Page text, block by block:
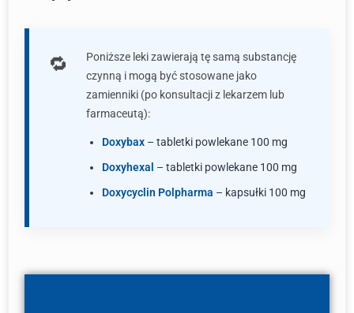
Poniższe leki zawierają tę samą substancję
czynną i mogą być stosowane jako
zamienniki (po konsultacji z lekarzem lub
farmaceutą):
Doxybax – tabletki powlekane 100 mg
Doxyhexal – tabletki powlekane 100 mg
Doxycyclin Polpharma – kapsułki 100 mg